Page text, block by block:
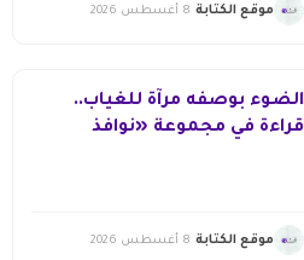
موقع الكتابة 8 أغسطس 2026
الضوء بوصفه مرآة للغياب..
قراءة في مجموعة «نوافذ
موقع الكتابة 8 أغسطس 2026